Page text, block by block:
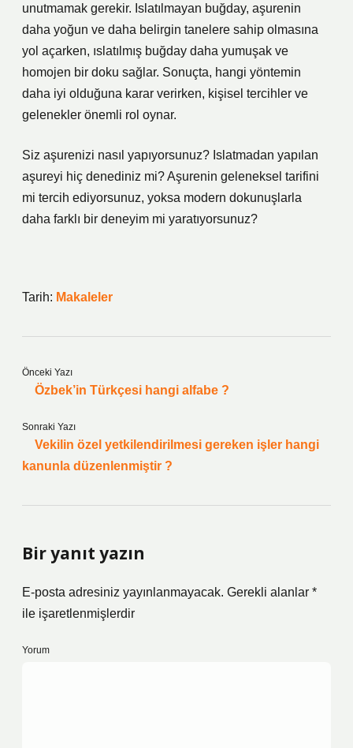
unutmamak gerekir. Islatılmayan buğday, aşurenin
daha yoğun ve daha belirgin tanelere sahip olmasına
yol açarken, ıslatılmış buğday daha yumuşak ve
homojen bir doku sağlar. Sonuçta, hangi yöntemin
daha iyi olduğuna karar verirken, kişisel tercihler ve
gelenekler önemli rol oynar.
Siz aşurenizi nasıl yapıyorsunuz? Islatmadan yapılan
aşureyi hiç denediniz mi? Aşurenin geleneksel tarifini
mi tercih ediyorsunuz, yoksa modern dokunuşlarla
daha farklı bir deneyim mi yaratıyorsunuz?
Tarih: Makaleler
Önceki Yazı
Özbek’in Türkçesi hangi alfabe ?
Sonraki Yazı
Vekilin özel yetkilendirilmesi gereken işler hangi
kanunla düzenlenmiştir ?
Bir yanıt yazın
E-posta adresiniz yayınlanmayacak. Gerekli alanlar *
ile işaretlenmişlerdir
Yorum